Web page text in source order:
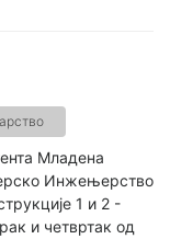
Младена
Инжењерство
1 и 2 -
и четвртак од